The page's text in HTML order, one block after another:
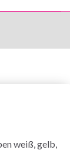
weiß, gelb,